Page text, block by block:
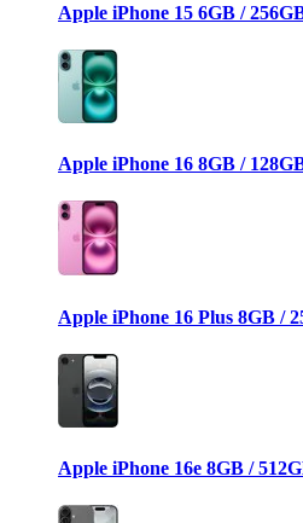
Apple iPhone 15 6GB /
Apple iPhone 16 8GB /
Apple iPhone 16 Plus 8GB /
Apple iPhone 16e 8GB /